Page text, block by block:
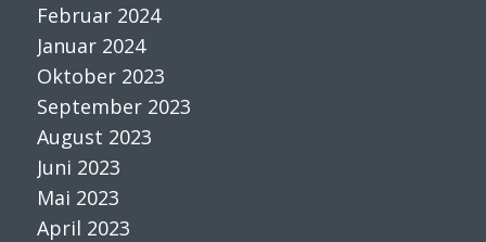
Februar 2024
Januar 2024
Oktober 2023
September 2023
August 2023
Juni 2023
Mai 2023
April 2023